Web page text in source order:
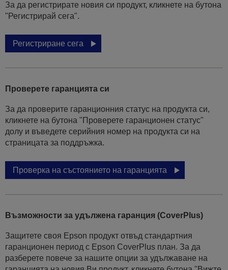
За да регистрирате новия си продукт, кликнете на бутона
"Регистрирай сега".
Регистриране сега
Проверете гаранцията си
За да проверите гаранционния статус на продукта си,
кликнете на бутона "Проверете гаранционен статус"
долу и въведете серийния номер на продукта си на
страницата за поддръжка.
Проверка на състоянието на гаранцията
Възможности за удължена гаранция (CoverPlus)
Защитете своя Epson продукт отвъд стандартния
гаранционен период с Epson CoverPlus план. За да
разберете повече за нашите опции за удължаване на